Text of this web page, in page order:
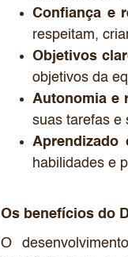
Confiança e
respeitam,
Objetivos
objetivos da
Autonomia e
suas tarefas e
Aprendizado
habilidades e
Os benefícios do
O